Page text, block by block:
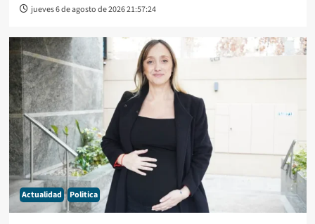
jueves 6 de agosto de 2026 21:57:24
Actualidad Politica